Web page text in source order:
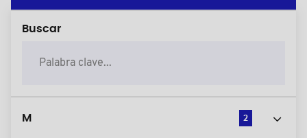
Buscar
M 2